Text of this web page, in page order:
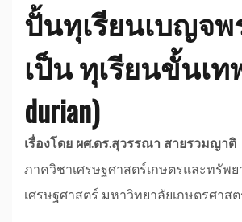
ปั้นทุเรียนเบญจ
เป็น ทุเรียนขั้นเท
durian)
เรื่องโดย ผศ.ดร.สุวรรณา สายรวมญาติ
ภาควิชาเศรษฐศาสตร์เกษตรและทรัพ
เศรษฐศาสตร์ มหาวิทยาลัยเกษตรศาส